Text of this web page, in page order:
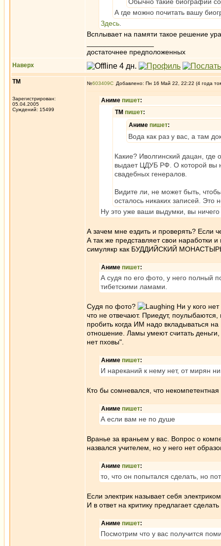
А где можно почитать вашу
Здесь
Всплывает на памяти такое решение
достаточнее предположенных
Наверх
ТМ
Зарегистрирован:
05.04.2005
Суждений: 15499
№603409 Добавлено: Пн 16 Май 22, 22:22 (4 года
Аниме пишет:
ТМ пишет:
Аниме пишет:
Вода как раз у вас, а там
Какие? Иволгинский дацан,
выдает ЦДУБ РФ. О которой вы
свадебных генералов.
Видите ли, не может быть,
осталось никаких записей. Это
Ну это уже ваши выдумки, вы
А зачем мне ездить и проверять? Если
А так же представляет свои наработки
симулякр как БУДДИЙСКИЙ
Аниме пишет:
А судя по его фото, у него полный
тибетскими ламами.
Судя по фото?
Ни у кого
что не отвечают. Приедут,
пробить когда ИМ надо вкладываться
отношение. Ламы умеют считать
нет пховы".
Аниме пишет:
И нареканий к нему нет, от мирян
Кто бы сомневался, что
Аниме пишет:
А если вам не по душе
Вранье за враньем у вас. Вопрос о
назвался учителем, но у него нет
Аниме пишет:
то, что он попытался сделать, но
Если электрик называет себя
И в ответ на критику предлагает
Аниме пишет:
Посмотрим что у вас получится